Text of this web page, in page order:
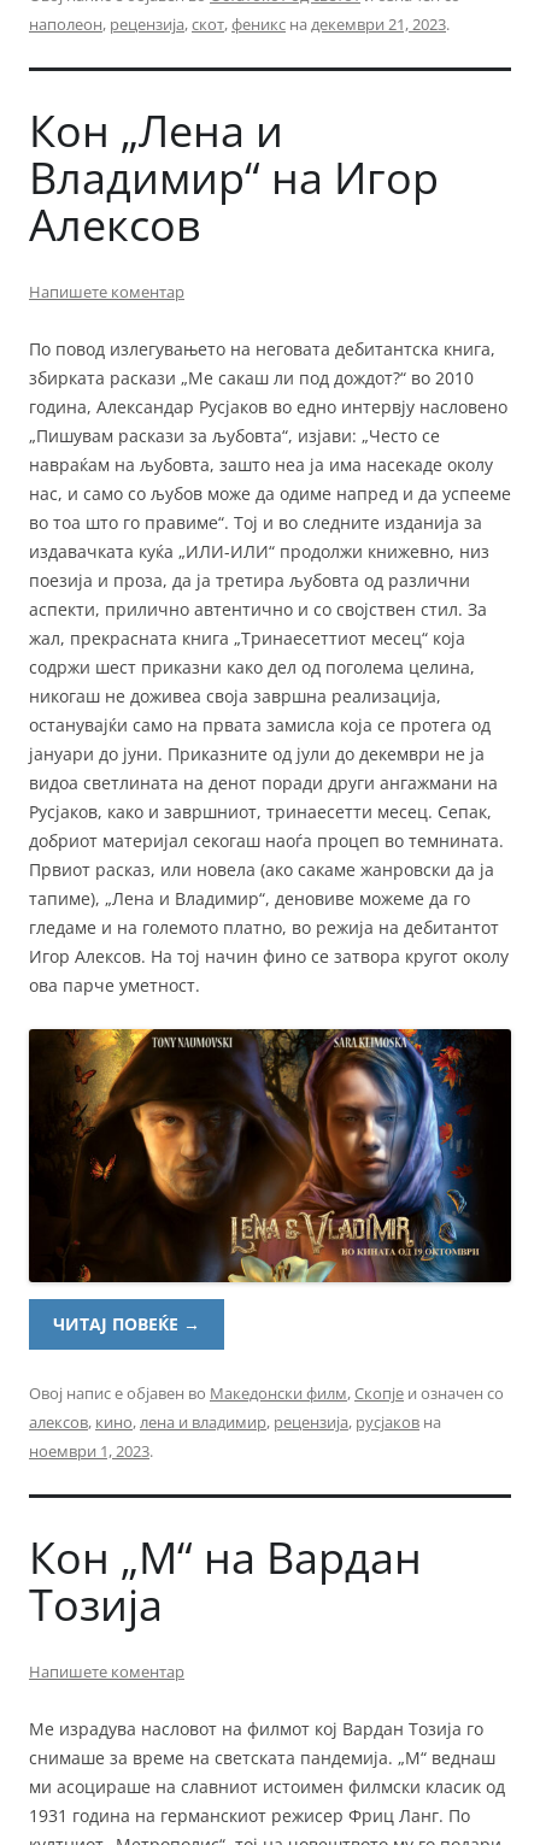
наполеон, рецензија,скот,феникс на декември 21, 2023.
Кон „Лена и
Владимир“ на Игор
Алексов
Напишете коментар
По повод излегувањето на неговата дебитантска книга,
збирката раскази „Ме сакаш ли под дождот?“ во 2010
година, Александар Русјаков во едно интервју насловено
„Пишувам раскази за љубовта“, изјави: „Често се
навраќам на љубовта, зашто неа ја има насекаде околу
нас, и само со љубов може да одиме напред и да успееме
во тоа што го правиме“. Тој и во следните изданија за
издавачката куќа „ИЛИ-ИЛИ“ продолжи книжевно, низ
поезија и проза, да ја третира љубовта од различни
аспекти, прилично автентично и со својствен стил. За
жал, прекрасната книга „Тринаесеттиот месец“ која
содржи шест приказни како дел од поголема целина,
никогаш не доживеа своја завршна реализација,
останувајќи само на првата замисла која се протега од
јануари до јуни. Приказните од јули до декември не ја
видоа светлината на денот поради други ангажмани на
Русјаков, како и завршниот, тринаесетти месец. Сепак,
добриот материјал секогаш наоѓа процеп во темнината.
Првиот расказ, или новела (ако сакаме жанровски да ја
тапиме), „Лена и Владимир“, деновиве можеме да го
гледаме и на големото платно, во режија на дебитантот
Игор Алексов. На тој начин фино се затвора кругот околу
ова парче уметност.
ЧИТАЈ ПОВЕЌЕ →
Овој напис е објавен во Македонски филм,Скопје и означен со
алексов, кино,лена и владимир, рецензија, русјаков на
ноември 1, 2023.
Кон „М“ на Вардан
Тозија
Напишете коментар
Ме израдува насловот на филмот кој Вардан Тозија го
снимаше за време на светската пандемија. „М“ веднаш
ми асоцираше на славниот истоимен филмски класик од
1931 година на германскиот режисер Фриц Ланг. По